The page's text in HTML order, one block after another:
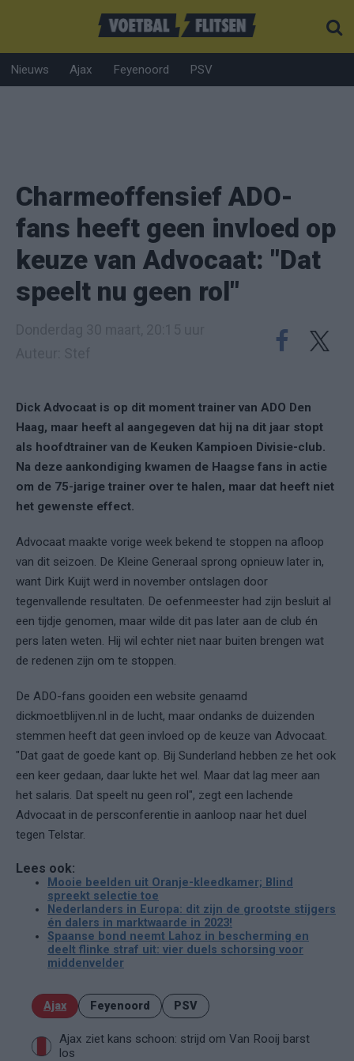
Nieuws Ajax Feyenoord PSV
Charmeoffensief ADO-
fans heeft geen invloed op
keuze van Advocaat: "Dat
speelt nu geen rol"
Dick Advocaat is op dit moment trainer van ADO Den
Haag, maar heeft al aangegeven dat hij na dit jaar stopt
als hoofdtrainer van de Keuken Kampioen Divisie-club.
Na deze aankondiging kwamen de Haagse fans in actie
om de 75-jarige trainer over te halen, maar dat heeft niet
het gewenste effect.
Advocaat maakte vorige week bekend te stoppen na afloop
van dit seizoen. De Kleine Generaal sprong opnieuw later in,
want Dirk Kuijt werd in november ontslagen door
tegenvallende resultaten. De oefenmeester had zijn besluit al
een tijdje genomen, maar wilde dit pas later aan de club én
pers laten weten. Hij wil echter niet naar buiten brengen wat
de redenen zijn om te stoppen.
De ADO-fans gooiden een website genaamd
dickmoetblijven.nl in de lucht, maar ondanks de duizenden
stemmen heeft dat geen invloed op de keuze van Advocaat.
"Dat gaat de goede kant op. Bij Sunderland hebben ze het ook
een keer gedaan, daar lukte het wel. Maar dat lag meer aan
het salaris. Dat speelt nu geen rol", zegt een lachende
Advocaat in de persconferentie in aanloop naar het duel
tegen Telstar.
Lees ook:
Mooie beelden uit Oranje-kleedkamer; Blind
spreekt selectie toe
Nederlanders in Europa: dit zijn de grootste stijgers
én dalers in marktwaarde in 2023!
Spaanse bond neemt Lahoz in bescherming en
deelt flinke straf uit: vier duels schorsing voor
middenvelder
Ajax Feyenoord PSV
Ajax ziet kans schoon: strijd om Van Rooij barst
los